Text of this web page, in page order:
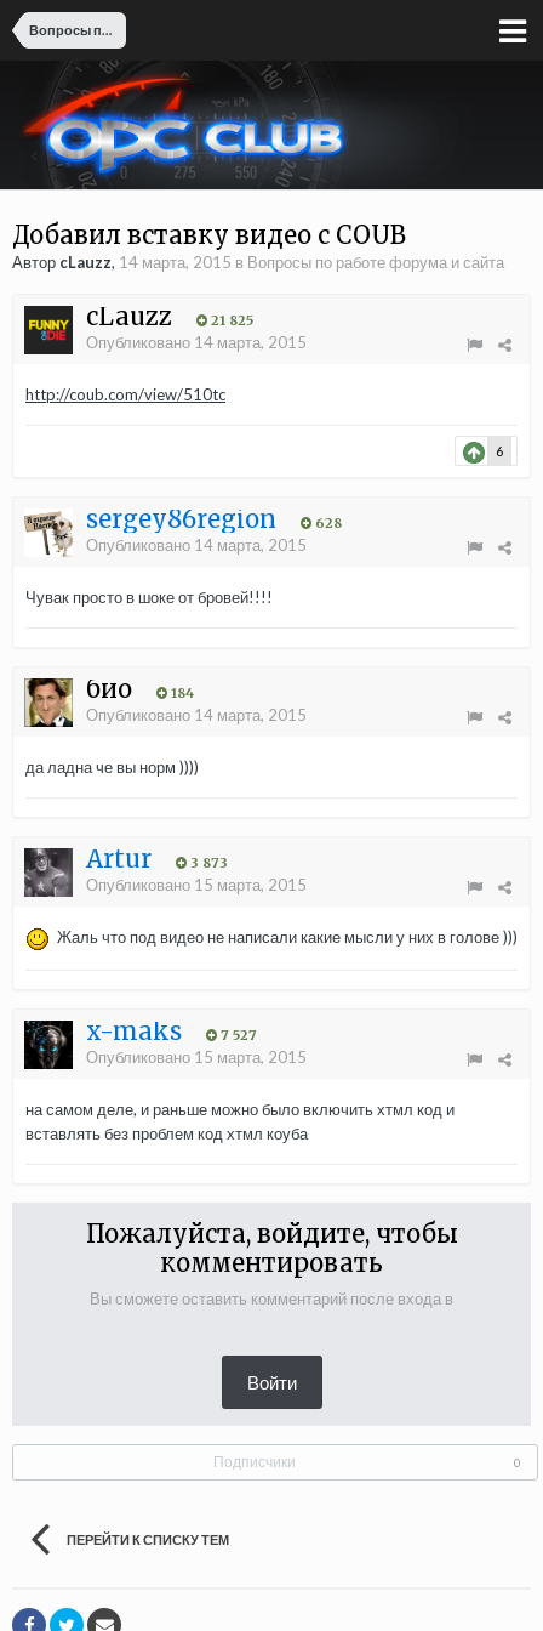
Вопросы по работе форума и сайта
Добавил вставку видео с COUB
Автор cLauzz, 14 марта, 2015 в Вопросы по работе форума и сайта
cLauzz 21 825
Опубликовано 14 марта, 2015
http://coub.com/view/510tc
6
sergey86region 628
Опубликовано 14 марта, 2015
Чувак просто в шоке от бровей!!!!
био 184
Опубликовано 14 марта, 2015
да ладна че вы норм ))))
Аrtur 3 873
Опубликовано 15 марта, 2015
Жаль что под видео не написали какие мысли у них в голове )))
x-maks 7 527
Опубликовано 15 марта, 2015
на самом деле, и раньше можно было включить хтмл код и
вставлять без проблем код хтмл коуба
Пожалуйста, войдите, чтобы
комментировать
Вы сможете оставить комментарий после входа в
Войти
Подписчики 0
ПЕРЕЙТИ К СПИСКУ ТЕМ